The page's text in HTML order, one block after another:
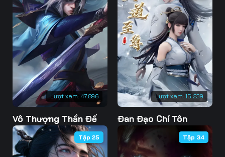
49 50 51
52 53 54
55 57
58 60
61 63
64 66
Lượt xem: 47.896
Vô Thượng Thần Đế
Lượt xem: 15.239
Đan Đạo Chí Tôn
Tập 25 Tập 34